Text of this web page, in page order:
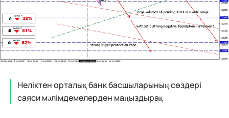
Неліктен орталық банк басшыларының сөздері
саяси мәлімдемелерден маңыздырақ